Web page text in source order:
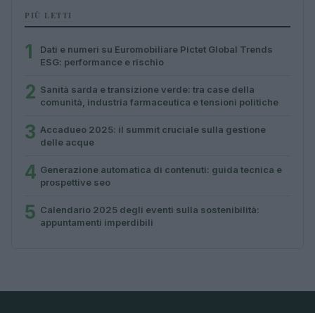
PIÙ LETTI
1
Dati e numeri su Euromobiliare Pictet Global Trends
ESG: performance e rischio
2 Sanità sarda e transizione verde: tra case della
comunità, industria farmaceutica e tensioni politiche
3 Accadueo 2025: il summit cruciale sulla gestione
delle acque
4 Generazione automatica di contenuti: guida tecnica e
prospettive seo
5 Calendario 2025 degli eventi sulla sostenibilità:
appuntamenti imperdibili